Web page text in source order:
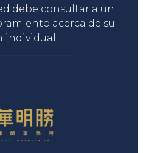
debe consultar a un
acerca de su
individual.